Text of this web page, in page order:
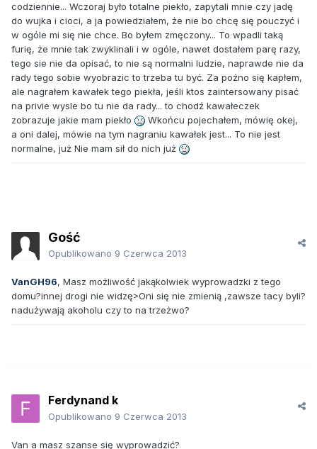
codziennie... Wczoraj było totalne piekło, zapytali mnie czy jadę
do wujka i cioci, a ja powiedziałem, że nie bo chcę się pouczyć i
w ogóle mi się nie chce. Bo byłem zmęczony... To wpadli taką
furię, że mnie tak zwyklinali i w ogóle, nawet dostałem parę razy,
tego sie nie da opisać, to nie są normalni ludzie, naprawde nie da
rady tego sobie wyobrazic to trzeba tu być. Za poźno się kapłem,
ale nagrałem kawałek tego piekła, jeśli ktos zaintersowany pisać
na privie wysle bo tu nie da rady... to chodź kawałeczek
zobrazuje jakie mam piekło
Wkońcu pojechałem, mówię okej,
a oni dalej, mówie na tym nagraniu kawałek jest... To nie jest
normalne, już Nie mam sił do nich już
Gość
Opublikowano 9 Czerwca 2013
VanGH96, Masz możliwość jakąkolwiek wyprowadzki z tego
domu?innej drogi nie widzę>Oni się nie zmienią ,zawsze tacy byli?
nadużywają akoholu czy to na trzeżwo?
Ferdynand k
Opublikowano 9 Czerwca 2013
Van a masz szanse się wyprowadzić?